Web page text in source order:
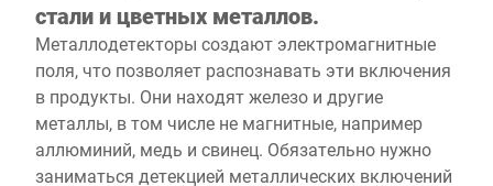
стали и цветных металлов.
Металлодетекторы создают электромагнитные
поля, что позволяет распознавать эти включения
в продукты. Они находят железо и другие
металлы, в том числе не магнитные, например
аллюминий, медь и свинец. Обязательно нужно
заниматься детекцией металлических включений